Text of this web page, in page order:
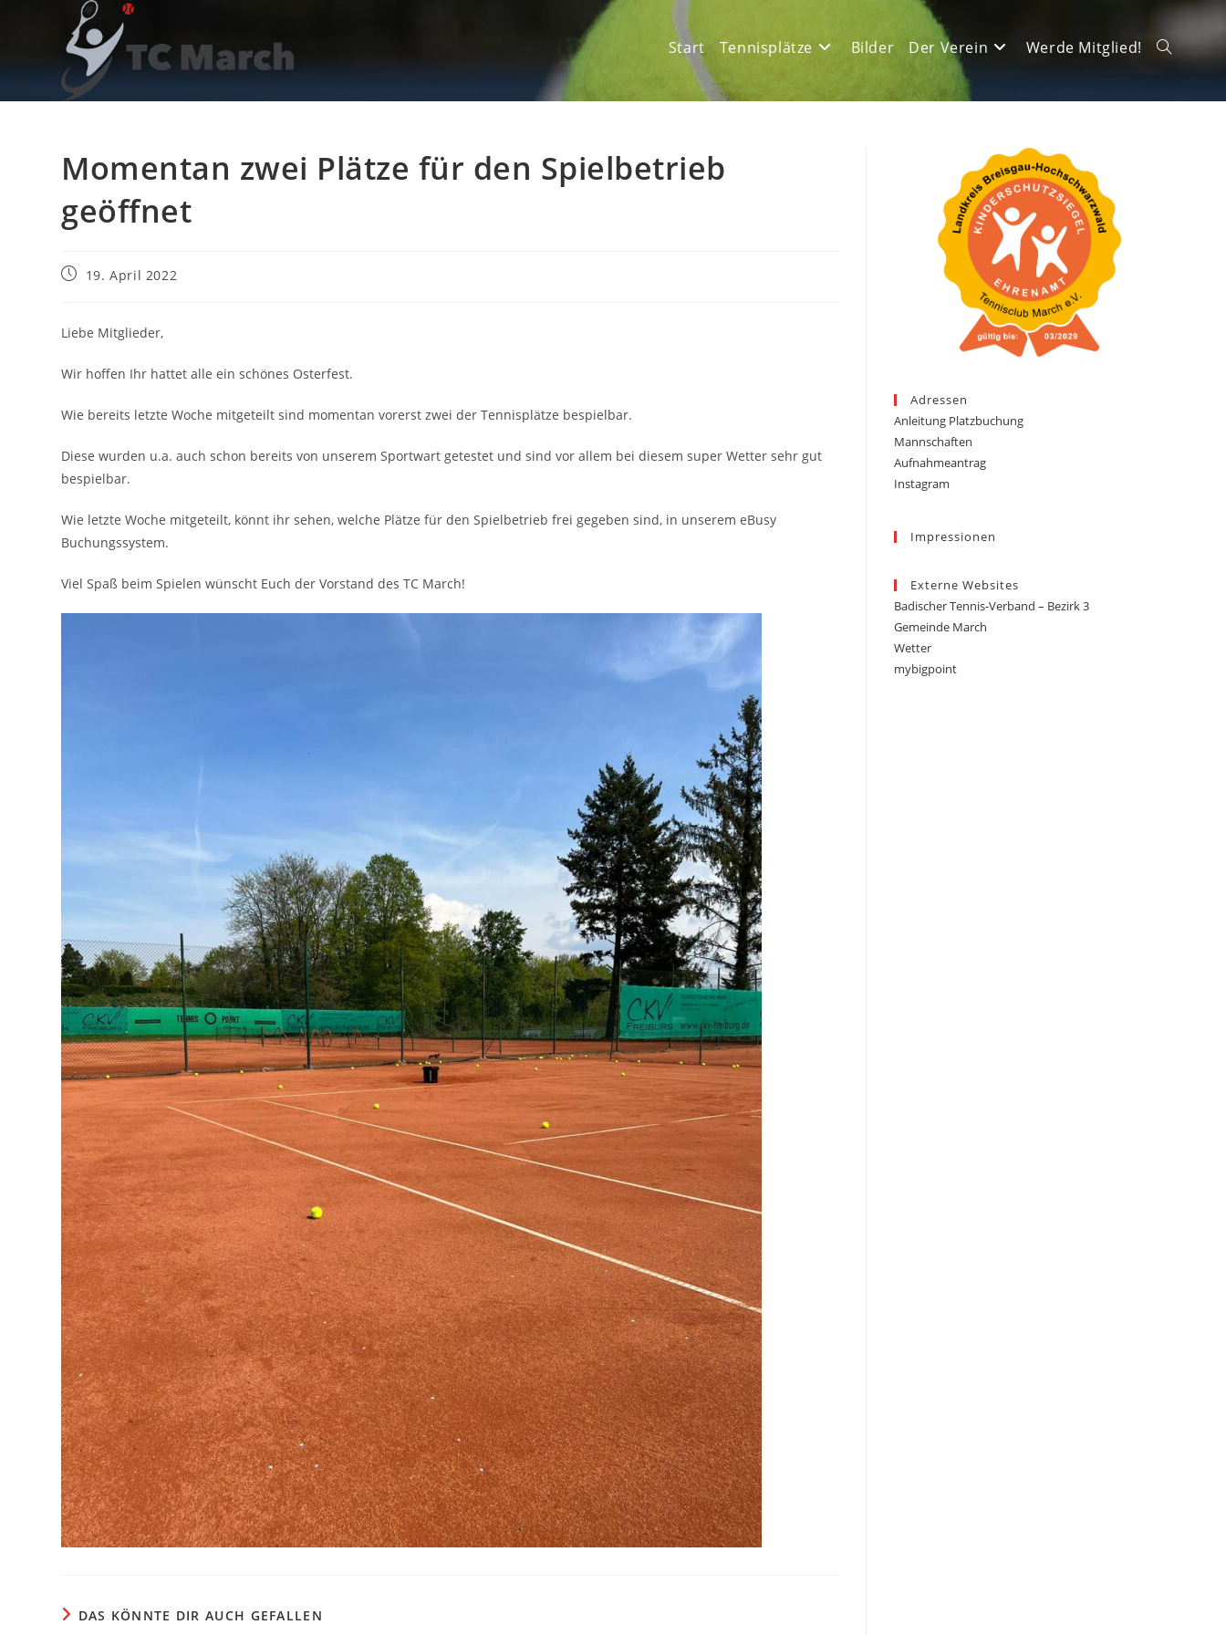
Start Tennisplätze Bilder Der Verein Werde Mitglied! Website-
Momentan zwei Plätze für den Spielbetrieb
geöffnet
Beitrag19. April 2022
Liebe Mitglieder,
Wir hoffen Ihr hattet alle ein schönes Osterfest.
Wie bereits letzte Woche mitgeteilt sind momentan vorerst zwei der Tennisplätze bespielbar.
Diese wurden u.a. auch schon bereits von unserem Sportwart getestet und sind vor allem bei diesem super Wetter sehr gut
bespielbar.
Wie letzte Woche mitgeteilt, könnt ihr sehen, welche Plätze für den Spielbetrieb frei gegeben sind, in unserem eBusy
Buchungssystem.
Viel Spaß beim Spielen wünscht Euch der Vorstand des TC March!
DAS KÖNNTE DIR AUCH GEFALLEN
Adressen
Anleitung Platzbuchung
Mannschaften
Aufnahmeantrag
Instagram
Impressionen
Externe Websites
Badischer Tennis-Verband – Bezirk 3
Gemeinde March
Wetter
mybigpoint